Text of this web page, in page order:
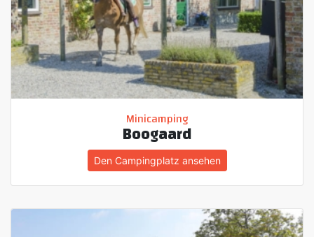
Minicamping
Boogaard
Den Campingplatz ansehen